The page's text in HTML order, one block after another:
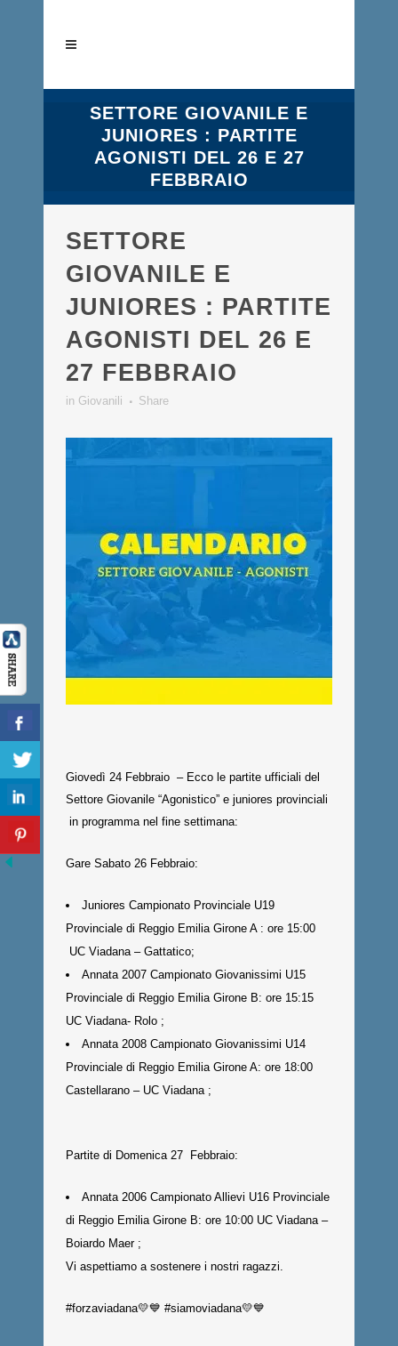
SETTORE GIOVANILE E
JUNIORES : PARTITE
AGONISTI DEL 26 E 27
FEBBRAIO
SETTORE
GIOVANILE E
JUNIORES : PARTITE
AGONISTI DEL 26 E
27 FEBBRAIO
in Giovanili Share
Giovedì 24 Febbraio – Ecco le partite ufficiali del
Settore Giovanile “Agonistico” e juniores provinciali
in programma nel fine settimana:
Gare Sabato 26 Febbraio:
Juniores Campionato Provinciale U19
Provinciale di Reggio Emilia Girone A : ore 15:00
UC Viadana – Gattatico;
Annata 2007 Campionato Giovanissimi U15
Provinciale di Reggio Emilia Girone B: ore 15:15
UC Viadana- Rolo ;
Annata 2008 Campionato Giovanissimi U14
Provinciale di Reggio Emilia Girone A: ore 18:00
Castellarano – UC Viadana ;
Partite di Domenica 27 Febbraio:
Annata 2006 Campionato Allievi U16 Provinciale
di Reggio Emilia Girone B: ore 10:00 UC Viadana –
Boiardo Maer ;
Vi aspettiamo a sostenere i nostri ragazzi.
#forzaviadana💛💙 #siamoviadana💛💙